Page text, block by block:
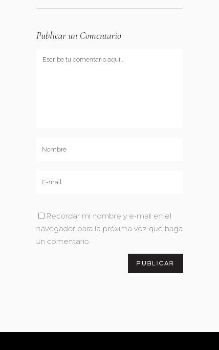
Publicar un Comentario
Recordar mi nombre y e-mail en el
navegador para la próxima vez que haga
un comentario.